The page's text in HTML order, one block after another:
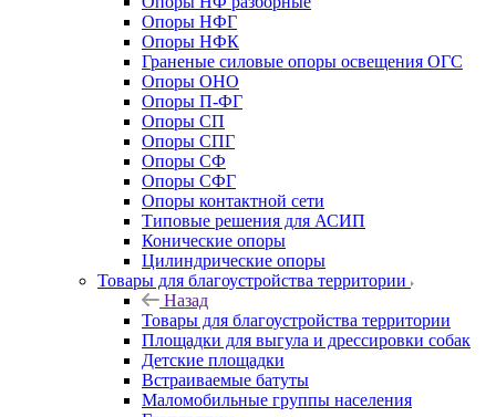
Опоры НФГ
Опоры НФК
Граненые силовые опоры освещения ОГС
Опоры ОНО
Опоры П-ФГ
Опоры СП
Опоры СПГ
Опоры СФ
Опоры СФГ
Опоры контактной сети
Типовые решения для АСИП
Конические опоры
Цилиндрические опоры
Товары для благоустройства территории
Назад
Товары для благоустройства территории
Площадки для выгула и дрессировки собак
Детские площадки
Встраиваемые батуты
Маломобильные группы населения